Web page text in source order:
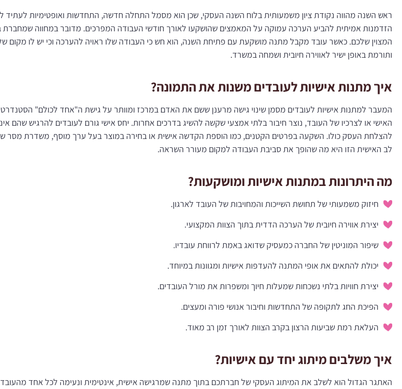
ראש השנה מהווה נקודת ציון משמעותית בלוח השנה העסקי, שכן הוא מסמל התחלה חדשה, התחדשות ואופטימיות
הזדמנות אמיתית להביע הערכה עמוקה על המאמצים שהושקעו לאורך חודשי העבודה המפרכים. מדובר במחווה שמחברת
המצוין שלכם. כאשר עובד מקבל מתנה מושקעת עם פתיחת השנה, הוא חש כי העבודה שלו ראויה להערכה וכי יש לו מקום
ותורמת באופן ישיר לאווירה חיובית ושמחה במשרד.
איך מתנות אישיות לעובדים משנות את התמונה?
המעבר למתנות אישיות לעובדים מסמן שינוי גישה מרענן ששם את האדם במרכז ומוותר על גישת ה"אחד לכולם"
האישי או לצרכיו של העובד, נוצר חיבור בלתי אמצעי שקשה להשיג בדרכים אחרות. יחס אישי גורם לעובדים להרגיש שהם
להצלחת העסק כולו. השקעה בפרטים הקטנים, כמו הוספת הקדשה אישית או בחירה במוצר בעל ערך מוסף, משדרת מסר של
לב האישית הזו היא מה שהופך את סביבת העבודה למקום מעורר השראה.
מה היתרונות במתנות אישיות ומושקעות?
חיזוק משמעותי של תחושת השייכות והמחויבות של העובד לארגון.
יצירת אווירה חיובית של הערכה הדדית בתוך הצוות המקצועי.
שיפור המוניטין של החברה כמעסיק שדואג באמת לרווחת עובדיו.
יכולת להתאים את אופי המתנה להעדפות אישיות ומגוונות במיוחד.
יצירת חוויות בלתי נשכחות שמעלות חיוך ומשפרות את מורל העובדים.
הפיכת החג לתקופה של התחדשות וחיבור אנושי פורה ומעצים.
העלאת רמת שביעות הרצון בקרב הצוות לאורך זמן רב מאוד.
איך משלבים מיתוג יחד עם אישיות?
האתגר הגדול הוא לשלב את המיתוג העסקי של חברתכם בתוך מתנה שמרגישה אישית, אינטימית ונעימה לכל אחד